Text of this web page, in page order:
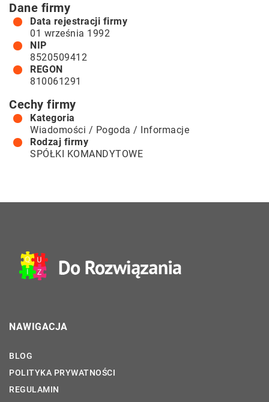
Dane firmy
Data rejestracji firmy
01 września 1992
NIP
8520509412
REGON
810061291
Cechy firmy
Kategoria
Wiadomości / Pogoda / Informacje
Rodzaj firmy
SPÓŁKI KOMANDYTOWE
NAWIGACJA
BLOG
POLITYKA PRYWATNOŚCI
REGULAMIN